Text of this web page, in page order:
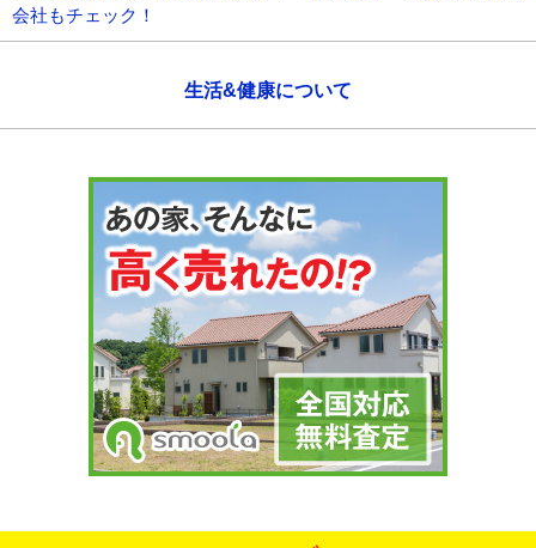
会社もチェック！
生活&健康について